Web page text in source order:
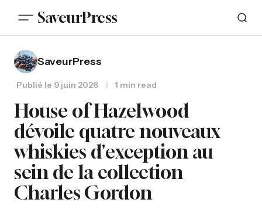
SaveurPress
SaveurPress
Publié le 9 juin 2026 1 min read
House of Hazelwood
dévoile quatre nouveaux
whiskies d'exception au
sein de la collection
Charles Gordon